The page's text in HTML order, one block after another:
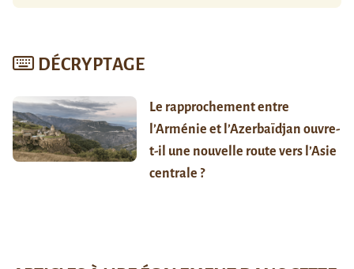
DÉCRYPTAGE
Le rapprochement entre
l’Arménie et l’Azerbaïdjan ouvre-
t-il une nouvelle route vers l’Asie
centrale ?